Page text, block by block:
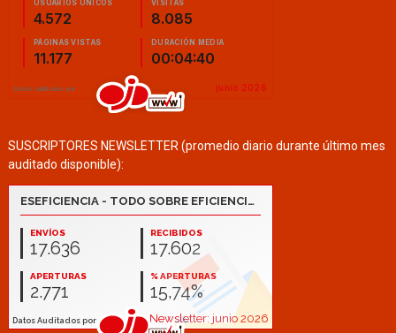
SUSCRIPTORES NEWSLETTER (promedio diario durante último mes
auditado disponible):